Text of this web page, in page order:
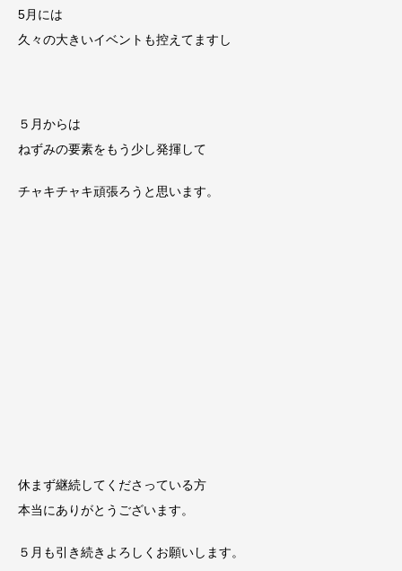
5月には
久々の大きいイベントも控えてますし
５月からは
ねずみの要素をもう少し発揮して
チャキチャキ頑張ろうと思います。
休まず継続してくださっている方
本当にありがとうございます。
５月も引き続きよろしくお願いします。